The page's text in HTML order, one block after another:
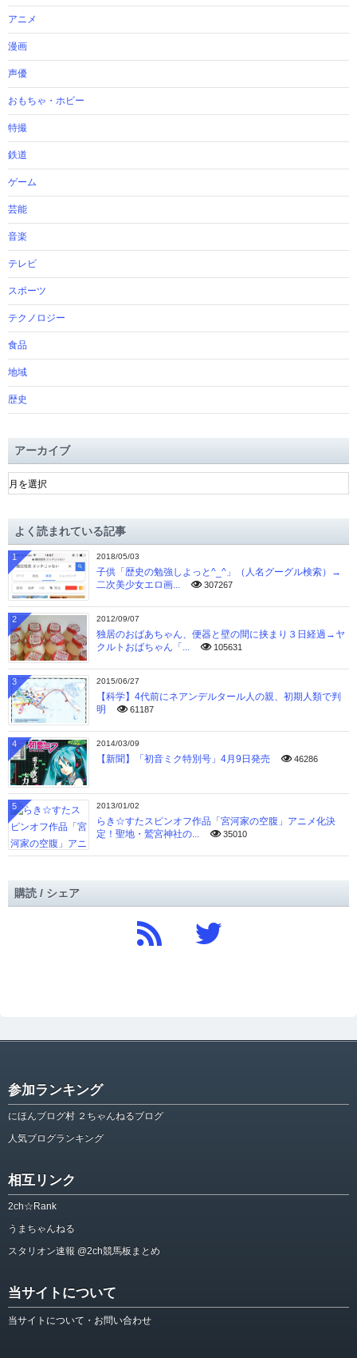
アニメ
漫画
声優
おもちゃ・ホビー
特撮
鉄道
ゲーム
芸能
音楽
テレビ
スポーツ
テクノロジー
食品
地域
歴史
アーカイブ
ア
ー
ブよく読まれている記事
2018/05/03
子供「歴史の勉強しよっと^_^」（人名グーグル検索）→
二次美少女エロ画...
307267
1
2012/09/07
独居のおばあちゃん、便器と壁の間に挟まり３日経過→ヤ
クルトおばちゃん「...
105631
2
2015/06/27
【科学】4代前にネアンデルタール人の親、初期人類で判
明
61187
3
2014/03/09
【新聞】「初音ミク特別号」4月9日発売 46286
4
2013/01/02
らき☆すたスピンオフ作品「宮河家の空腹」アニメ化決
定！聖地・鷲宮神社の...
35010
5
購読 / シェア
参加ランキング
にほんブログ村 ２ちゃんねるブログ
人気ブログランキング
相互リンク
2ch☆Rank
うまちゃんねる
スタリオン速報 @2ch競馬板まとめ
当サイトについて
当サイトについて・お問い合わせ